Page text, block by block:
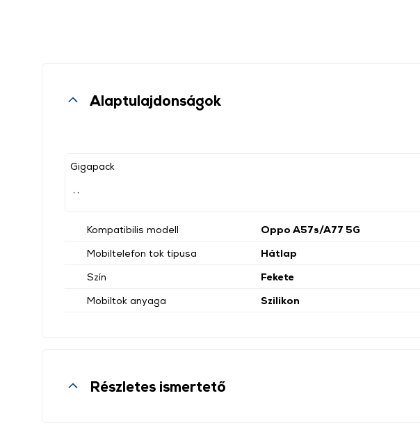
Alaptulajdonságok
Gigapack
Kompatibilis modell
Oppo A57s/A77 5G
Mobiltelefon tok típusa
Hátlap
Szín
Fekete
Mobiltok anyaga
Szilikon
Részletes ismertető